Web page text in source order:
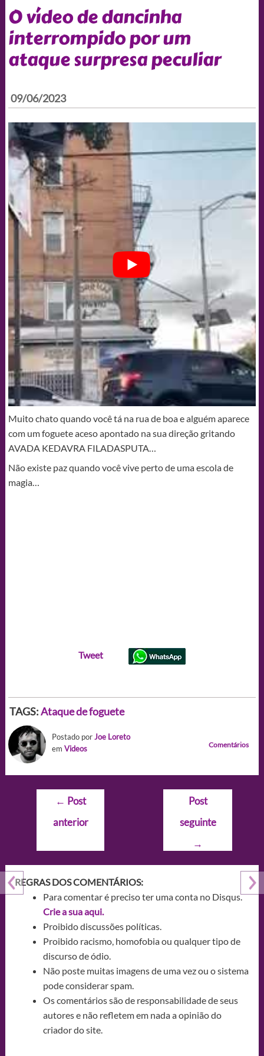
O vídeo de dancinha
interrompido por um
ataque surpresa peculiar
09/06/2023
Muito chato quando você tá na rua de boa e alguém aparece
com um foguete aceso apontado na sua direção gritando
AVADA KEDAVRA FILADASPUTA…
Não existe paz quando você vive perto de uma escola de
magia…
Tweet
TAGS:Ataque de foguete
Postado porJoe Loreto
em Videos Comentários
Navegação
Post
← Post
anterior
Post
seguinte
→
REGRAS DOS COMENTÁRIOS:
Para comentar é preciso ter uma conta no Disqus.
Crie a sua aqui.
Proibido discussões políticas.
Proibido racismo, homofobia ou qualquer tipo de
discurso de ódio.
Não poste muitas imagens de uma vez ou o sistema
pode considerar spam.
Os comentários são de responsabilidade de seus
autores e não refletem em nada a opinião do
criador do site.